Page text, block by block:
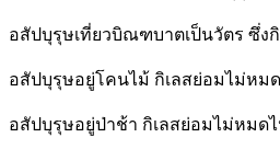
อสัปบุรุษเที่ยวบิณฑบาตเป็นวัตร ซึ่ง
อสัปบุรุษอยู่โคนไม้ กิเลสย่อมไม่หม
อสัปบุรุษอยู่ป่าช้า กิเลสย่อมไม่หมด